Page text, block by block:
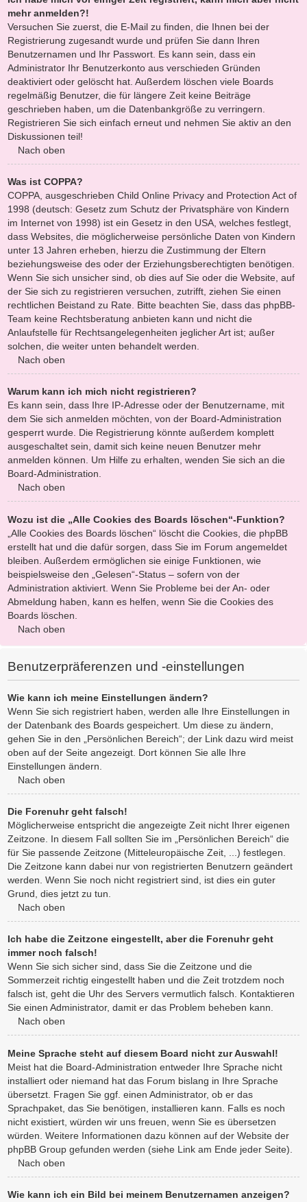
mehr anmelden?!
Versuchen Sie zuerst, die E-Mail zu finden, die Ihnen bei der
Registrierung zugesandt wurde und prüfen Sie dann Ihren
Benutzernamen und Ihr Passwort. Es kann sein, dass ein
Administrator Ihr Benutzerkonto aus verschieden Gründen
deaktiviert oder gelöscht hat. Außerdem löschen viele Boards
regelmäßig Benutzer, die für längere Zeit keine Beiträge
geschrieben haben, um die Datenbankgröße zu verringern.
Registrieren Sie sich einfach erneut und nehmen Sie aktiv an den
Diskussionen teil!
Nach oben
Was ist COPPA?
COPPA, ausgeschrieben Child Online Privacy and Protection Act of
1998 (deutsch: Gesetz zum Schutz der Privatsphäre von Kindern
im Internet von 1998) ist ein Gesetz in den USA, welches festlegt,
dass Websites, die möglicherweise persönliche Daten von Kindern
unter 13 Jahren erheben, hierzu die Zustimmung der Eltern
beziehungsweise des oder der Erziehungsberechtigten benötigen.
Wenn Sie sich unsicher sind, ob dies auf Sie oder die Website, auf
der Sie sich zu registrieren versuchen, zutrifft, ziehen Sie einen
rechtlichen Beistand zu Rate. Bitte beachten Sie, dass das phpBB-
Team keine Rechtsberatung anbieten kann und nicht die
Anlaufstelle für Rechtsangelegenheiten jeglicher Art ist; außer
solchen, die weiter unten behandelt werden.
Nach oben
Warum kann ich mich nicht registrieren?
Es kann sein, dass Ihre IP-Adresse oder der Benutzername, mit
dem Sie sich anmelden möchten, von der Board-Administration
gesperrt wurde. Die Registrierung könnte außerdem komplett
ausgeschaltet sein, damit sich keine neuen Benutzer mehr
anmelden können. Um Hilfe zu erhalten, wenden Sie sich an die
Board-Administration.
Nach oben
Wozu ist die „Alle Cookies des Boards löschen“-Funktion?
„Alle Cookies des Boards löschen“ löscht die Cookies, die phpBB
erstellt hat und die dafür sorgen, dass Sie im Forum angemeldet
bleiben. Außerdem ermöglichen sie einige Funktionen, wie
beispielsweise den „Gelesen“-Status – sofern von der
Administration aktiviert. Wenn Sie Probleme bei der An- oder
Abmeldung haben, kann es helfen, wenn Sie die Cookies des
Boards löschen.
Nach oben
Benutzerpräferenzen und -einstellungen
Wie kann ich meine Einstellungen ändern?
Wenn Sie sich registriert haben, werden alle Ihre Einstellungen in
der Datenbank des Boards gespeichert. Um diese zu ändern,
gehen Sie in den „Persönlichen Bereich“; der Link dazu wird meist
oben auf der Seite angezeigt. Dort können Sie alle Ihre
Einstellungen ändern.
Nach oben
Die Forenuhr geht falsch!
Möglicherweise entspricht die angezeigte Zeit nicht Ihrer eigenen
Zeitzone. In diesem Fall sollten Sie im „Persönlichen Bereich“ die
für Sie passende Zeitzone (Mitteleuropäische Zeit, ...) festlegen.
Die Zeitzone kann dabei nur von registrierten Benutzern geändert
werden. Wenn Sie noch nicht registriert sind, ist dies ein guter
Grund, dies jetzt zu tun.
Nach oben
Ich habe die Zeitzone eingestellt, aber die Forenuhr geht
immer noch falsch!
Wenn Sie sich sicher sind, dass Sie die Zeitzone und die
Sommerzeit richtig eingestellt haben und die Zeit trotzdem noch
falsch ist, geht die Uhr des Servers vermutlich falsch. Kontaktieren
Sie einen Administrator, damit er das Problem beheben kann.
Nach oben
Meine Sprache steht auf diesem Board nicht zur Auswahl!
Meist hat die Board-Administration entweder Ihre Sprache nicht
installiert oder niemand hat das Forum bislang in Ihre Sprache
übersetzt. Fragen Sie ggf. einen Administrator, ob er das
Sprachpaket, das Sie benötigen, installieren kann. Falls es noch
nicht existiert, würden wir uns freuen, wenn Sie es übersetzen
würden. Weitere Informationen dazu können auf der Website der
phpBB Group gefunden werden (siehe Link am Ende jeder Seite).
Nach oben
Wie kann ich ein Bild bei meinem Benutzernamen anzeigen?